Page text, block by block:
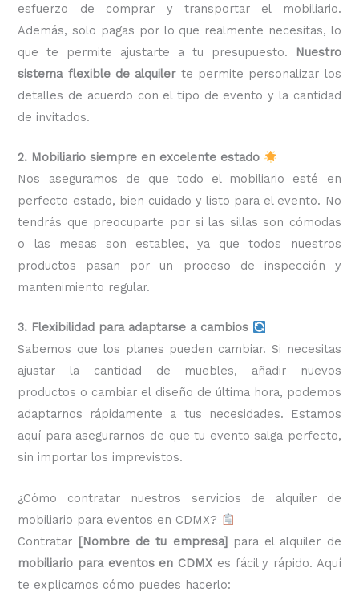
esfuerzo de comprar y transportar el mobiliario.
Además, solo pagas por lo que realmente necesitas, lo
que te permite ajustarte a tu presupuesto.
Nuestro
sistema flexible de alquilerte permite personalizar los
detalles de acuerdo con el tipo de evento y la cantidad
de invitados.
2. Mobiliario siempre en excelente estado
Nos aseguramos de que todo el mobiliario esté en
perfecto estado, bien cuidado y listo para el evento. No
tendrás que preocuparte por si las sillas son cómodas
o las mesas son estables, ya que todos nuestros
productos pasan por un proceso de inspección y
mantenimiento regular.
3. Flexibilidad para adaptarse a cambios
Sabemos que los planes pueden cambiar. Si necesitas
ajustar la cantidad de muebles, añadir nuevos
productos o cambiar el diseño de última hora, podemos
adaptarnos rápidamente a tus necesidades. Estamos
aquí para asegurarnos de que tu evento salga perfecto,
sin importar los imprevistos.
¿Cómo contratar nuestros servicios de alquiler de
mobiliario para eventos en CDMX?
Contratar [Nombre de tu empresa]para el alquiler de
mobiliario para eventos en CDMX es fácil y rápido. Aquí
te explicamos cómo puedes hacerlo: